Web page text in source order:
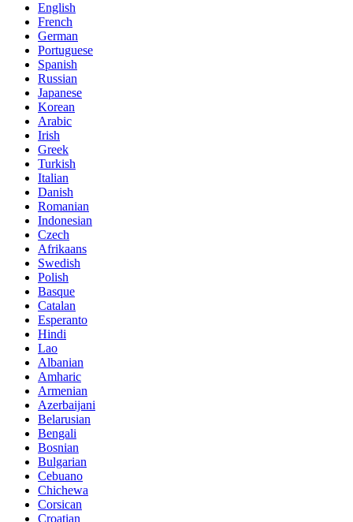
English
French
German
Portuguese
Spanish
Russian
Japanese
Korean
Arabic
Irish
Greek
Turkish
Italian
Danish
Romanian
Indonesian
Czech
Afrikaans
Swedish
Polish
Basque
Catalan
Esperanto
Hindi
Lao
Albanian
Amharic
Armenian
Azerbaijani
Belarusian
Bengali
Bosnian
Bulgarian
Cebuano
Chichewa
Corsican
Croatian